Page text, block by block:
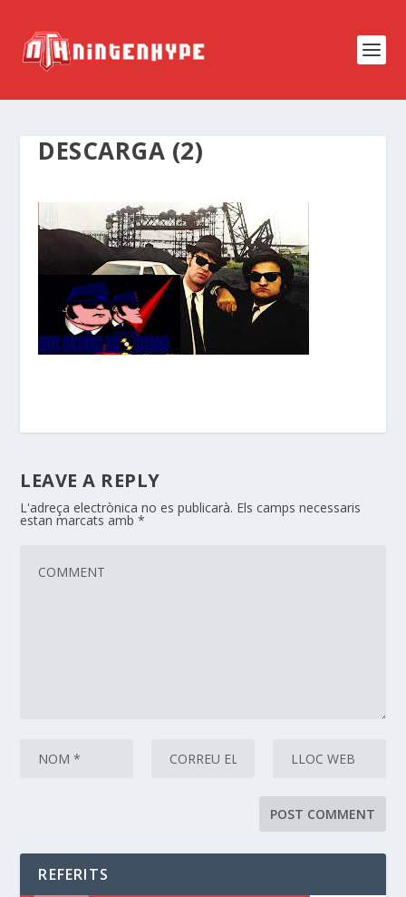
DESCARGA (2)
LEAVE A REPLY
L'adreça electrònica no es publicarà. Els camps necessaris
estan marcats amb*
REFERITS